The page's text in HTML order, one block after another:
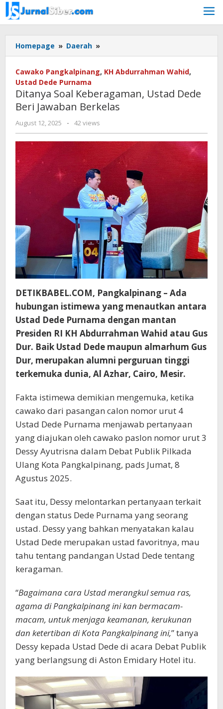
Skip
to
content
Homepage » Daerah »
Soal
Ustad
Beri
Jawaban
Cawako Pangkalpinang, KH Abdurrahman Wahid,
Ustad Dede Purnama
Ditanya Soal Keberagaman, Ustad Dede
Beri Jawaban Berkelas
August 12, 2025
by
faras
prakasa
- 42 views
DETIKBABEL.COM, Pangkalpinang – Ada
hubungan istimewa yang menautkan antara
Ustad Dede Purnama dengan mantan
Presiden RI KH Abdurrahman Wahid atau Gus
Dur. Baik Ustad Dede maupun almarhum Gus
Dur, merupakan alumni perguruan tinggi
terkemuka dunia, Al Azhar, Cairo, Mesir.
Fakta istimewa demikian mengemuka, ketika
cawako dari pasangan calon nomor urut 4
Ustad Dede Purnama menjawab pertanyaan
yang diajukan oleh cawako paslon nomor urut 3
Dessy Ayutrisna dalam Debat Publik Pilkada
Ulang Kota Pangkalpinang, pads Jumat, 8
Agustus 2025.
Saat itu, Dessy melontarkan pertanyaan terkait
dengan status Dede Purnama yang seorang
ustad. Dessy yang bahkan menyatakan kalau
Ustad Dede merupakan ustad favoritnya, mau
tahu tentang pandangan Ustad Dede tentang
keragaman.
“Bagaimana cara Ustad merangkul semua ras,
agama di Pangkalpinang ini kan bermacam-
macam, untuk menjaga keamanan, kerukunan
dan ketertiban di Kota Pangkalpinang ini,” tanya
Dessy kepada Ustad Dede di acara Debat Publik
yang berlangsung di Aston Emidary Hotel itu.